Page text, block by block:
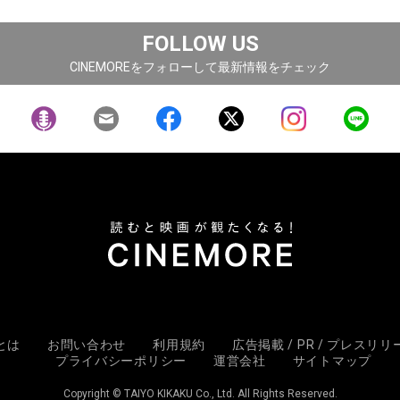
FOLLOW US
CINEMOREをフォローして最新情報をチェック
は お問い合わせ 利用規約
広告掲載 / PR / プレスリリ
プライバシーポリシー
運営会社 サイトマップ
Copyright © TAIYO KIKAKU Co., Ltd. All Rights Reserved.